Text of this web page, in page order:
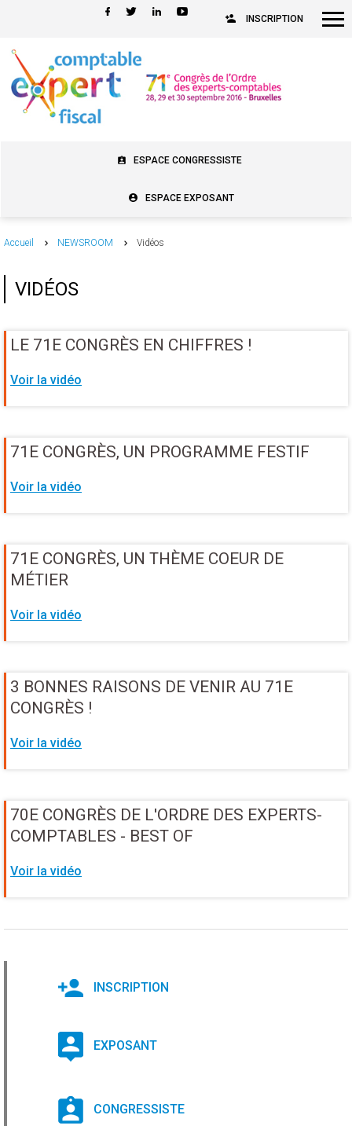
INSCRIPTION
ESPACE CONGRESSISTE
ESPACE EXPOSANT
Accueil NEWSROOM Vidéos
VIDÉOS
LE 71E CONGRÈS EN CHIFFRES !
Voir la vidéo
71E CONGRÈS, UN PROGRAMME FESTIF
Voir la vidéo
71E CONGRÈS, UN THÈME COEUR DE
MÉTIER
Voir la vidéo
3 BONNES RAISONS DE VENIR AU 71E
CONGRÈS !
Voir la vidéo
70E CONGRÈS DE L'ORDRE DES EXPERTS-
COMPTABLES - BEST OF
Voir la vidéo
INSCRIPTION
EXPOSANT
CONGRESSISTE